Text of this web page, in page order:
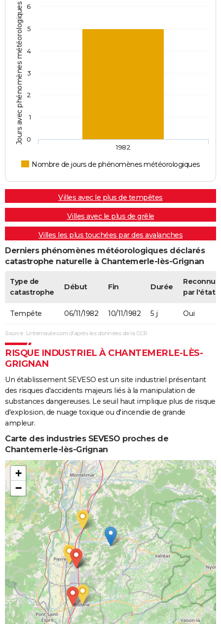
Jours avec phénomènes météorologiques
Nombre de jours de phénomènes météorologiques
1982
0
1
2
3
4
5
6
Villes avec le plus de tempêtes
Villes avec le plus de grêle
Villes les plus touchées par des avalanches
Derniers phénomènes météorologiques déclarés
catastrophe naturelle à Chantemerle-lès-Grignan
Type de
catastrophe
Début Fin Durée
Reconnue
par l'état
Tempête 06/11/1982 10/11/1982 5 j Oui
Source : Linternaute.com d'après les données de la CCR
RISQUE INDUSTRIEL À CHANTEMERLE-LÈS-
GRIGNAN
Un établissement SEVESO est un site industriel présentant
des risques d'accidents majeurs liés à la manipulation de
substances dangereuses. Le seuil haut implique plus de risque
d'explosion, de nuage toxique ou d'incendie de grande
ampleur.
Carte des industries SEVESO proches de
Chantemerle-lès-Grignan
+
−